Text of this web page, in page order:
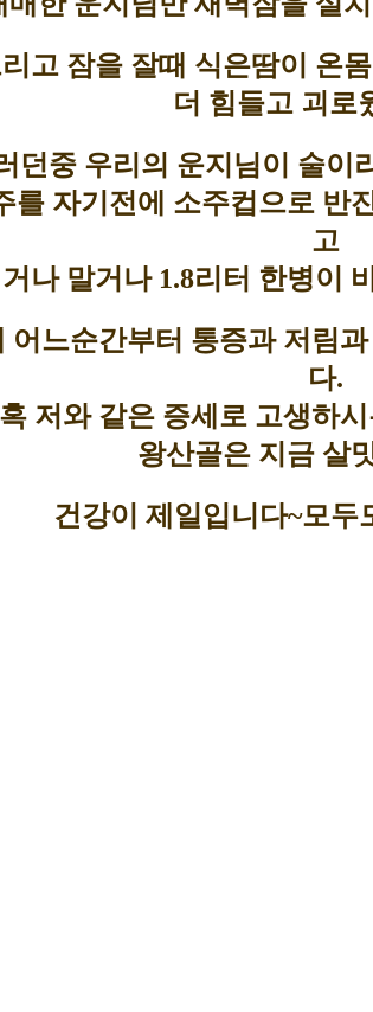
고 잠을 잘때 식은땀이 온
더 힘들고 괴로
던중 우리의 운지님이 술이
를 자기전에 소주컵으로 반
고
나 말거나 1.8리터 한병이
어느순간부터 통증과 저림
다.
혹 저와 같은 증세로 고생하
왕산골은 지금 살
건강이 제일입니다~모